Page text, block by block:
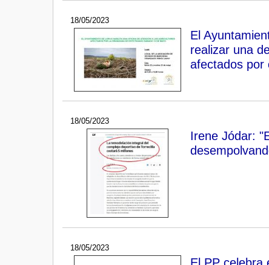
18/05/2023
El
realizar una
afectados por
18/05/2023
Irene Jódar:
18/05/2023